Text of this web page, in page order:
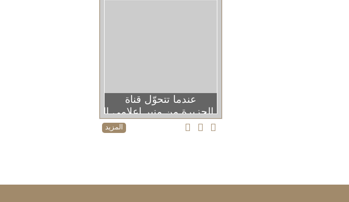
عندما تتحوّل قناة
الجزيرة من منبر إعلامي إلى منصة دعائية
المزيد